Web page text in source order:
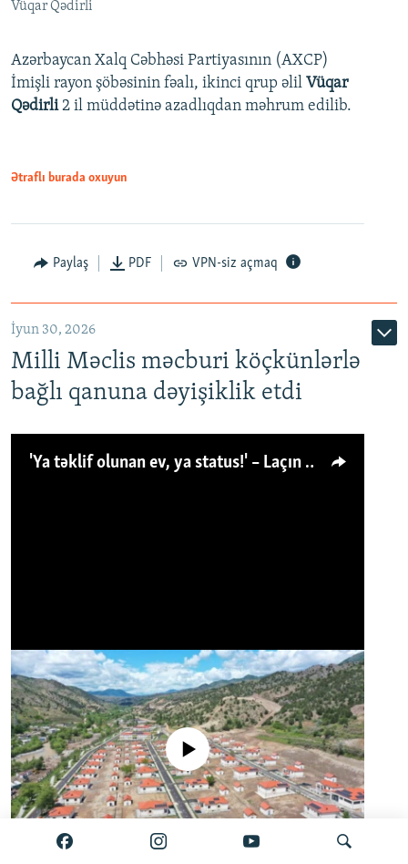
Vüqar Qədirli
Azərbaycan Xalq Cəbhəsi Partiyasının (AXCP)
İmişli rayon şöbəsinin fəalı, ikinci qrup əlil Vüqar
Qədirli2 il müddətinə azadlıqdan məhrum edilib.
Ətraflı burada oxuyun
Paylaş PDF VPN-siz açmaq
İyun 30, 2026
Milli Məclis məcburi köçkünlərlə
bağlı qanuna dəyişiklik etdi
'Ya təklif olunan ev, ya status!' – Laçın köçkünü: 'Laçından başqa heç hara!'
No media source currently available